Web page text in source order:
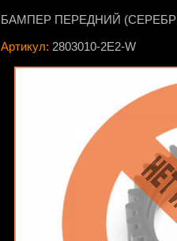
БАМПЕР ПЕРЕДНИЙ
Артикул: 2803010-2E2-W